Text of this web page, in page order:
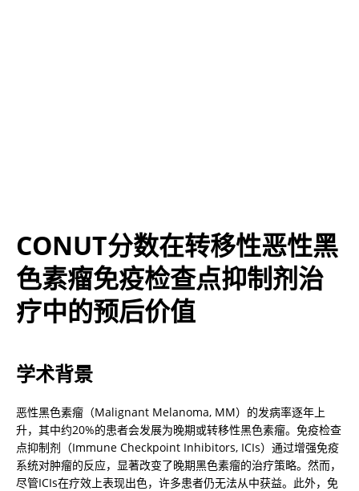
CONUT分数在转移性恶性黑
色素瘤免疫检查点抑制剂治
疗中的预后价值
学术背景
恶性黑色素瘤（Malignant Melanoma, MM）的发病率逐年上
升，其中约20%的患者会发展为晚期或转移性黑色素瘤。免疫检查
点抑制剂（Immune Checkpoint Inhibitors, ICIs）通过增强免疫
系统对肿瘤的反应，显著改变了晚期黑色素瘤的治疗策略。然而，
尽管ICIs在疗效上表现出色，许多患者仍无法从中获益。此外，免